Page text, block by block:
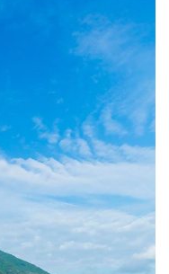
DIAS”